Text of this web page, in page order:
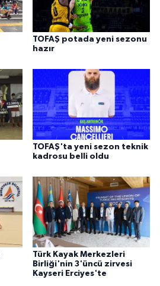
TOFAŞ potada yeni sezonu
hazır
TOFAŞ'ta yeni sezon teknik
kadrosu belli oldu
Türk Kayak Merkezleri
Birliği'nin 3'üncü zirvesi
Kayseri Erciyes'te